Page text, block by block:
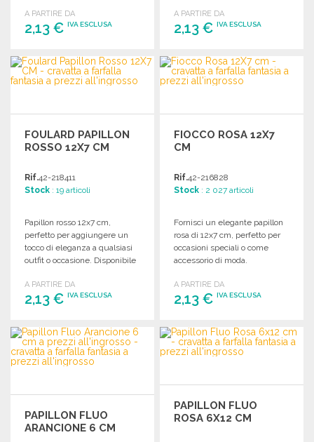
A PARTIRE DA
2,13 € IVA ESCLUSA
ORDINARE
Richiedi un preventivo
A PARTIRE DA
2,13 €IVA ESCLUSA
ORDINARE
Richiedi un preventivo
FOULARD PAPILLON
ROSSO 12X7 CM
Rif.42-218411
Stock : 19 articoli
Papillon rosso 12x7 cm,
perfetto per aggiungere un
tocco di eleganza a qualsiasi
outfit o occasione. Disponibile
A PARTIRE DA
2,13 € IVA ESCLUSA
ORDINARE
Richiedi un preventivo
FIOCCO ROSA 12X7
CM
Rif.42-216828
Stock : 2 027 articoli
Fornisci un elegante papillon
rosa di 12x7 cm, perfetto per
occasioni speciali o come
accessorio di moda.
A PARTIRE DA
2,13 €IVA ESCLUSA
ORDINARE
Richiedi un preventivo
PAPILLON FLUO
ARANCIONE 6 CM
PAPILLON FLUO
ROSA 6X12 CM